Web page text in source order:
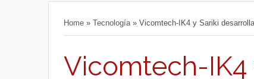
Home » Tecnología » Vicomtech-IK4 y Sariki
Vicomtech-IK4